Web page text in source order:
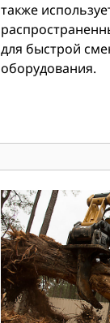
также
для быстрой
оборудования.